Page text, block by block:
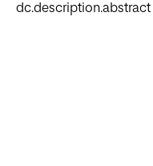
dc.description.abstract